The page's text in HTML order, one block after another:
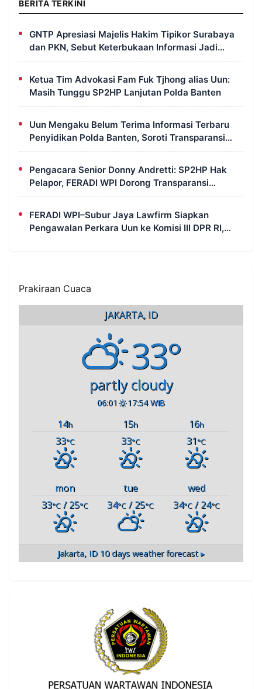
BERITA TERKINI
GNTP Apresiasi Majelis Hakim Tipikor Surabaya
dan PKN, Sebut Keterbukaan Informasi Jadi
Instrumen Pengawasan Korupsi
Ketua Tim Advokasi Fam Fuk Tjhong alias Uun:
Masih Tunggu SP2HP Lanjutan Polda Banten
Uun Mengaku Belum Terima Informasi Terbaru
Penyidikan Polda Banten, Soroti Transparansi
Perkara
Pengacara Senior Donny Andretti: SP2HP Hak
Pelapor, FERADI WPI Dorong Transparansi
Perkara Uun
FERADI WPI–Subur Jaya Lawfirm Siapkan
Pengawalan Perkara Uun ke Komisi III DPR RI,
Prakiraan Cuaca
JAKARTA, ID
33°
partly cloudy
06:01 17:54 WIB
14h 15h 16h
33°C 33°C 31°C
mon tue
wed
33°C / 25°C 34°C / 25°C 34°C/ 24°C
Jakarta, ID 10 days weather forecast ▸